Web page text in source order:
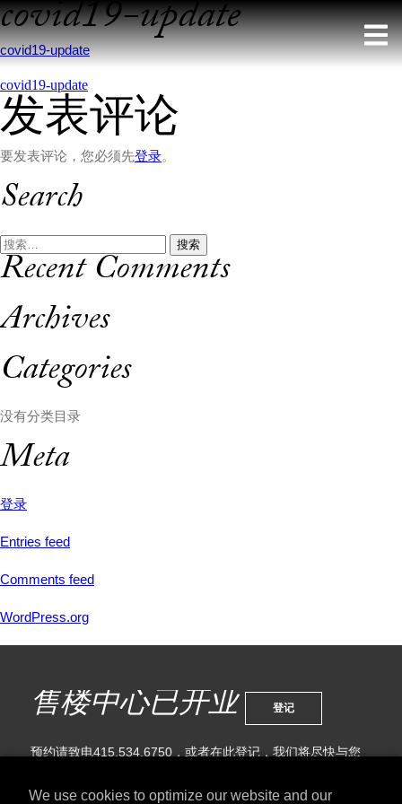
We use cookies to optimize our website and our
Skip
to
content
covid19-update
covid19-update
文
章
导
航
covid19-update
发表评论
要发表评论，您必须先登录。
Search
搜
索：
Recent Comments
Archives
Categories
没有分类目录
Meta
登录
Entries feed
Comments feed
WordPress.org
售楼中心已开业 登记
预约请致电415.534.6750，或者在此登记，我们将尽快与您